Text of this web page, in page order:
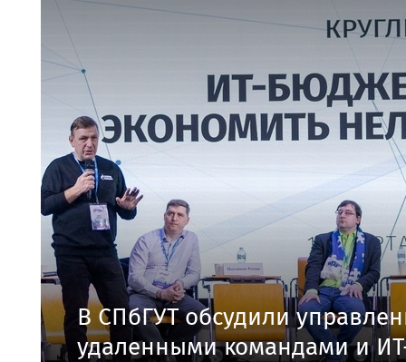
В СПбГУТ обсудили
удаленными командами и